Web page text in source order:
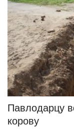
Павлодарцу
корову